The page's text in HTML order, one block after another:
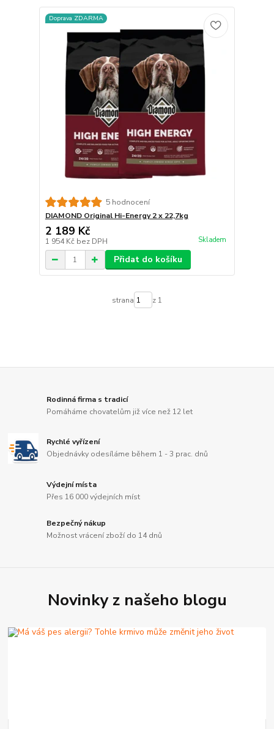
Doprava ZDARMA
5 hodnocení
DIAMOND Original Hi-Energy 2 x 22,7kg
2 189 Kč
1 954 Kč bez DPH Skladem
Přidat do košíku
strana z 1
Rodinná firma s tradicí
Pomáháme chovatelům již více než 12 let
Rychlé vyřízení
Objednávky odesíláme během 1 - 3 prac. dnů
Výdejní místa
Přes 16 000 výdejních míst
Bezpečný nákup
Možnost vrácení zboží do 14 dnů
Novinky z našeho blogu